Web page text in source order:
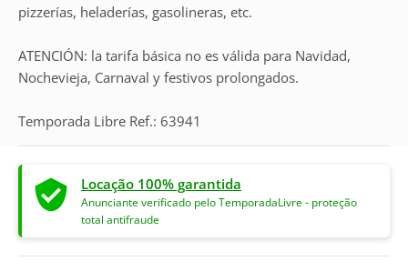
pizzerías, heladerías, gasolineras, etc.
ATENCIÓN: la tarifa básica no es válida para Navidad,
Nochevieja, Carnaval y festivos prolongados.
Temporada Libre Ref.: 63941
Locação 100% garantida
Anunciante verificado pelo TemporadaLivre - proteção
total antifraude